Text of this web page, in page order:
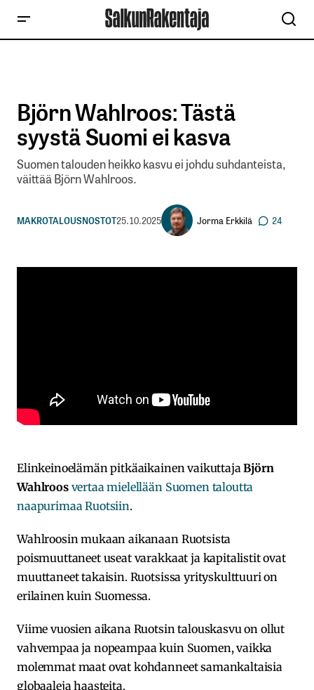
Björn Wahlroos: Tästä
syystä Suomi ei kasva
Suomen talouden heikko kasvu ei johdu suhdanteista,
väittää Björn Wahlroos.
MAKROTALOUSNOSTOT25.10.2025 Jorma Erkkilä 24
Elinkeinoelämän pitkäaikainen vaikuttajaBjörn
Wahlroos vertaa mielellään Suomen taloutta
naapurimaa Ruotsiin.
Wahlroosin mukaan aikanaan Ruotsista
poismuuttaneet useat varakkaat ja kapitalistit ovat
muuttaneet takaisin. Ruotsissa yrityskulttuuri on
erilainen kuin Suomessa.
Viime vuosien aikana Ruotsin talouskasvu on ollut
vahvempaa ja nopeampaa kuin Suomen, vaikka
molemmat maat ovat kohdanneet samankaltaisia
globaaleja haasteita.